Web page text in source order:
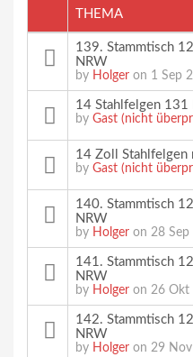
THEMA
139. Stammtisch
NRW
by Holger on 1 Sep
14 Stahlfelgen 131
by Gast (nicht
14 Zoll Stahlfelgen
by Gast (nicht
140. Stammtisch
NRW
by Holger on 28
141. Stammtisch
NRW
by Holger on 26 Okt
142. Stammtisch
NRW
by Holger on 29